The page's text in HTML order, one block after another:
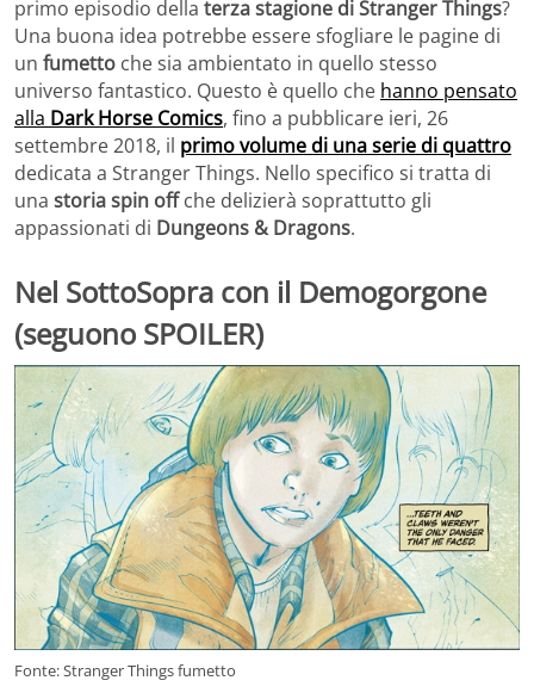
primo episodio della terza stagione di Stranger Things?
Una buona idea potrebbe essere sfogliare le pagine di
un fumetto che sia ambientato in quello stesso
universo fantastico. Questo è quello che hanno pensato
alla Dark Horse Comics, fino a pubblicare ieri, 26
settembre 2018, il primo volume di una serie di quattro
dedicata a Stranger Things. Nello specifico si tratta di
una storia spin offche delizierà soprattutto gli
appassionati di Dungeons & Dragons.
Nel SottoSopra con il Demogorgone
(seguono SPOILER)
Fonte: Stranger Things fumetto